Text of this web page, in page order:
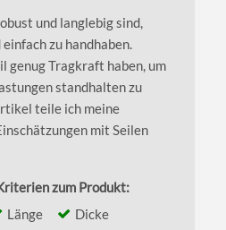
und langlebig sind,
zu handhaben.
genug Tragkraft haben, um
standhalten zu
teile ich meine
mit Seilen
zum Produkt:
Länge
Dicke